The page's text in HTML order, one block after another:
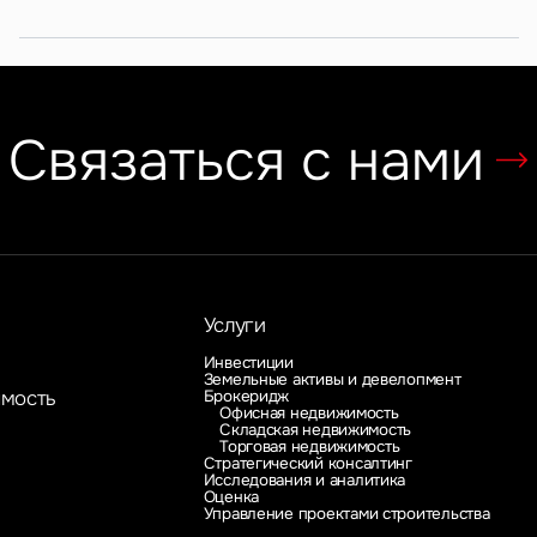
Связаться с нами
Услуги
Инвестиции
Земельные активы и девелопмент
Брокеридж
Офисная недвижимость
Складская недвижимость
Торговая недвижимость
Стратегический консалтинг
Исследования и аналитика
Оценка
Управление проектами строительства